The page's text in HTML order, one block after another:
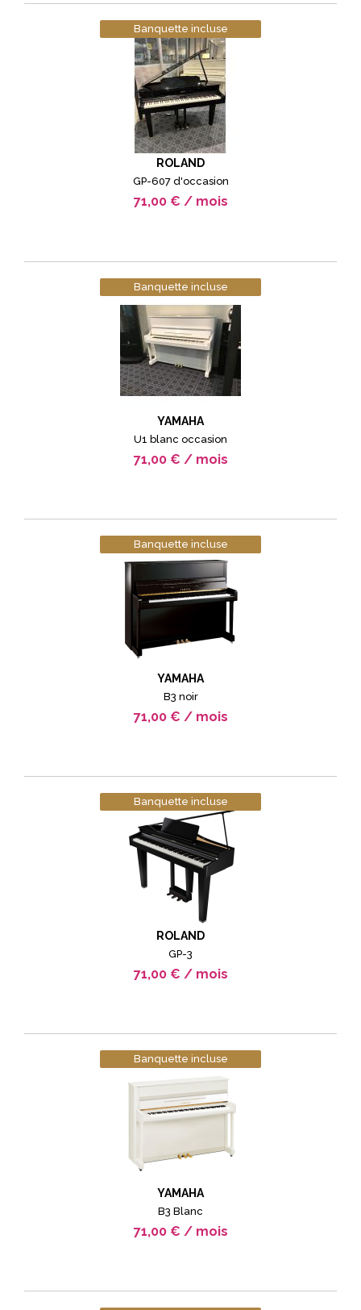
Banquette incluse
ROLAND
GP-607 d'occasion
71,00 € / mois
Banquette incluse
YAMAHA
U1 blanc occasion
71,00 € / mois
Banquette incluse
YAMAHA
B3 noir
71,00 € / mois
Banquette incluse
ROLAND
GP-3
71,00 € / mois
Banquette incluse
YAMAHA
B3 Blanc
71,00 € / mois